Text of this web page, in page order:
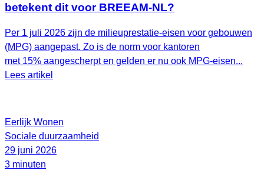
betekent dit voor BREEAM-NL?
Per 1 juli 2026 zijn de milieuprestatie-eisen voor gebouwen
(MPG) aangepast. Zo is de norm voor kantoren
met 15% aangescherpt en gelden er nu ook MPG-eisen...
Lees artikel
Eerlijk Wonen
Sociale duurzaamheid
29 juni 2026
3 minuten